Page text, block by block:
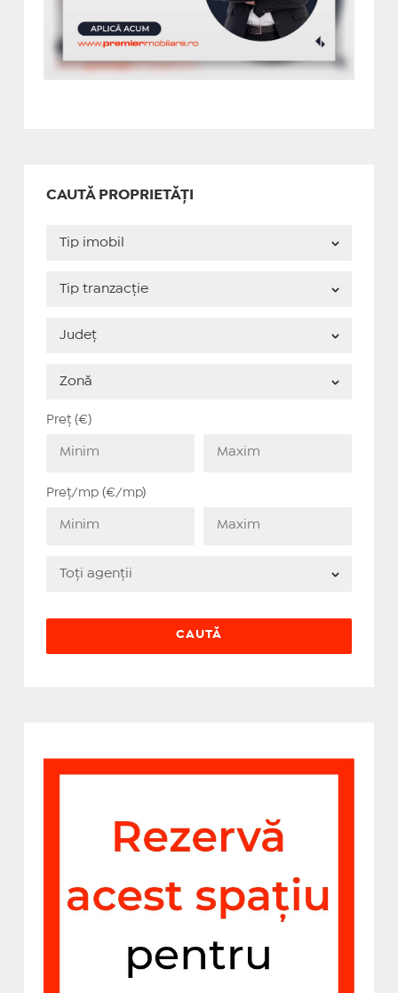
CAUTĂ PROPRIETĂȚI
Preț (€)
Preț/mp (€/mp)